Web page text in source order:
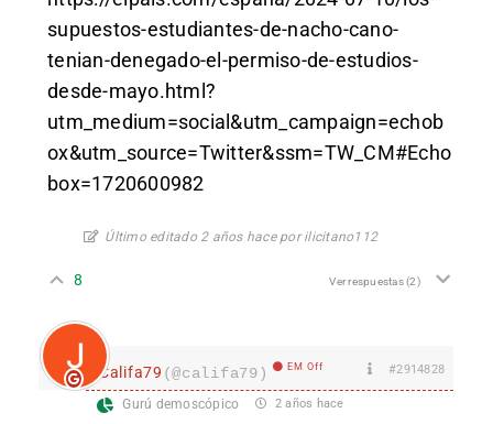
supuestos-estudiantes-de-nacho-cano-
tenian-denegado-el-permiso-de-estudios-
desde-mayo.html?
utm_medium=social&utm_campaign=echob
ox&utm_source=Twitter&ssm=TW_CM#Echo
box=1720600982
Último editado 2 años hace por ilicitano112
8 Ver respuestas(2)
Califa79 (@califa79) EM Off #2914828
Gurú demoscópico 2 años hace